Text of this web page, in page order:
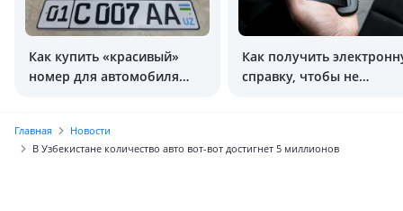
Как купить «красивый»
номер для автомобиля
Как получить
справку, чтобы не
Главная
Новости
В Узбекистане количество авто вот-вот достигнет 5 миллионов